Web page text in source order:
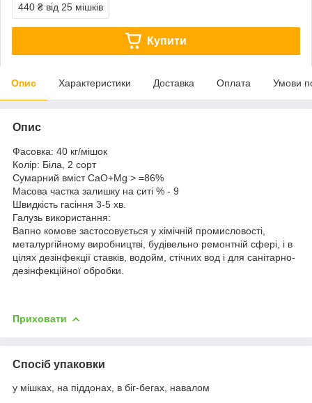
440 ₴ від 25 мішків
Купити
Опис Характеристики Доставка Оплата Умови
Опис
Фасовка: 40 кг/мішок
Колір: Біла, 2 сорт
Сумарний вміст CaO+Mg > =86%
Масова частка залишку на ситі % - 9
Швидкість гасіння 3-5 хв.
Галузь використання:
Вапно комове застосовується у хімічній промисловості,
металургійному виробництві, будівельно ремонтній сфері, і в
цілях дезінфекції ставків, водойм, стічних вод і для санітарно-
дезінфекційної обробки.
Приховати
Спосіб упаковки
у мішках, на піддонах, в біг-бегах, навалом